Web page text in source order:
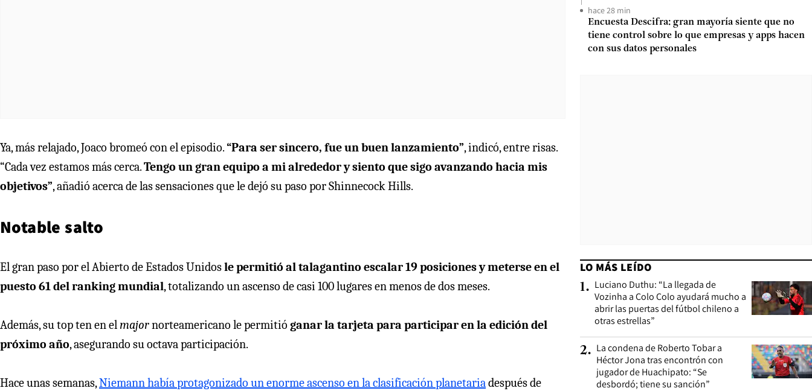
Ya, más relajado, Joaco bromeó con el episodio.“Para ser sincero, fue un buen lanzamiento”, indicó, entre risas.
“Cada vez estamos más cerca.Tengo un gran equipo a mi alrededor y siento que sigo avanzando hacia mis
objetivos”, añadió acerca de las sensaciones que le dejó su paso por Shinnecock Hills.
Notable salto
El gran paso por el Abierto de Estados Unidosle permitió al talagantino escalar 19 posiciones y meterse en el
puesto 61 del ranking mundial, totalizando un ascenso de casi 100 lugares en menos de dos meses.
Además, su top ten en elmajornorteamericano le permitió ganar la tarjeta para participar en la edición del
próximo año, asegurando su octava participación.
Hace unas semanas,Niemann había protagonizado un enorme ascenso en la clasificación planetariadespués de
hace 28 min
Encuesta Descifra: gran mayoría siente que no
tiene control sobre lo que empresas y apps hacen
con sus datos personales
LO MÁS LEÍDO
1. Luciano Duthu: “La llegada de
Vozinha a Colo Colo ayudará mucho a
abrir las puertas del fútbol chileno a
otras estrellas”
2. La condena de Roberto Tobar a
Héctor Jona tras encontrón con
jugador de Huachipato: “Se
desbordó; tiene su sanción”